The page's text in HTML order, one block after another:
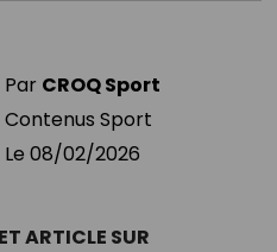
Par CROQ Sport
Contenus Sport
Le 08/02/2026
ARTICLE SUR